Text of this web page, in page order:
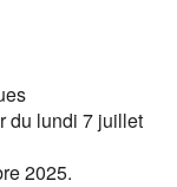
du lundi 7 juillet
2025.